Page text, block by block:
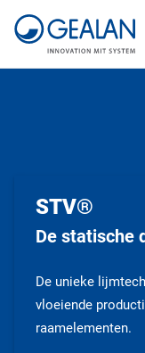
STV®
De statische
De unieke
vloeiende
raamelementen.